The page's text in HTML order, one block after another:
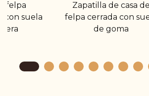
felpa
con suela
Zapatilla de casa de
felpa cerrada con
de goma